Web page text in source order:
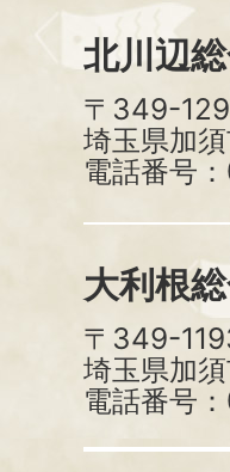
北川辺
〒349-
埼玉県加
電話番号
大利根
〒349-
埼玉県加
電話番号